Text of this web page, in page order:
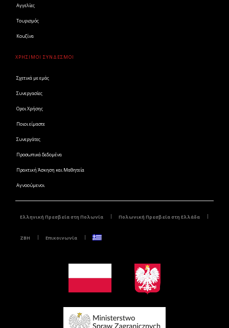
Αγγελίες
Τουρισμός
Κουζίνα
ΧΡΗΣΙΜΟΙ ΣΥΝΔΕΣΜΟΙ
Σχετικά με εμάς
Συνεργασίες
Οροι Χρήσης
Ποιοι είμαστε
Συνεργάτες
Προσωπικά δεδομένα
Πρακτική Άσκηση και Μαθητεία
Αγνοούμενοι
Ελληνική Πρεσβεία στη Πολωνία Πολωνική Πρεσβεία στη Ελλάδα
ZBH Επικοινωνία